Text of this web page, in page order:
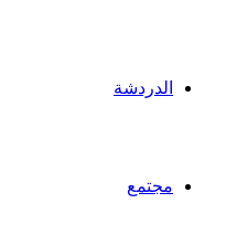
الدردشة
مجتمع